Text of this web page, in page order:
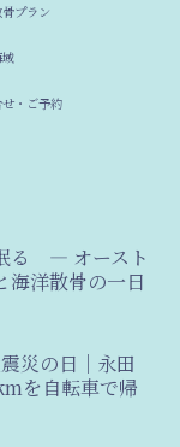
プラン
・ご予約
る ― オースト
海洋散骨の一日
災の日｜永田
を自転車で帰